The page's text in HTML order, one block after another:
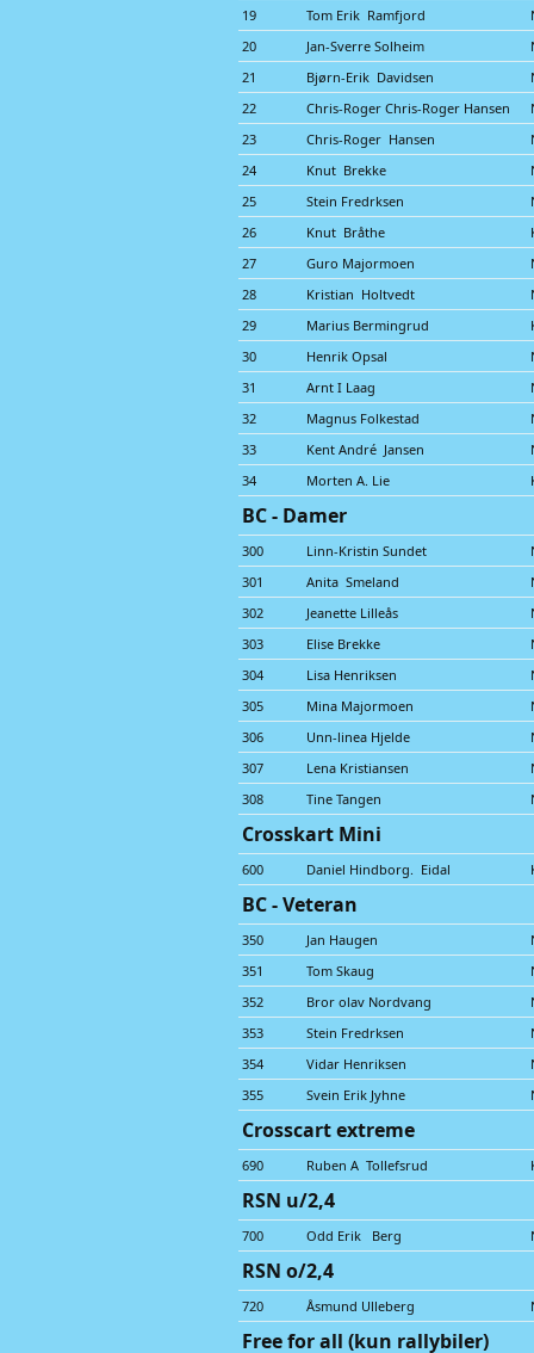
19
Tom Erik Ramfjord
20
Jan-Sverre Solheim
21
Bjørn-Erik Davidsen
22
Chris-Roger Chris-Roger Hansen
23
Chris-Roger Hansen
24
Knut Brekke
25
Stein Fredrksen
26
Knut Bråthe
27
Guro Majormoen
28
Kristian Holtvedt
29
Marius Bermingrud
30
Henrik Opsal
31
Arnt I Laag
32
Magnus Folkestad
33
Kent André Jansen
34
Morten A. Lie
BC - Damer
300 Linn-Kristin Sundet
301
Anita Smeland
302
Jeanette Lilleås
303
Elise Brekke
304
Lisa Henriksen
305
Mina Majormoen
306
Unn-linea Hjelde
307
Lena Kristiansen
308
Tine Tangen
Crosskart Mini
600 Daniel Hindborg. Eidal
BC - Veteran
350 Jan Haugen
351
Tom Skaug
352
Bror olav Nordvang
353
Stein Fredrksen
354
Vidar Henriksen
355
Svein Erik Jyhne
Crosscart extreme
690 Ruben A Tollefsrud
RSN u/2,4
700 Odd Erik Berg
RSN o/2,4
720 Åsmund Ulleberg
Free for all (kun rallybiler)